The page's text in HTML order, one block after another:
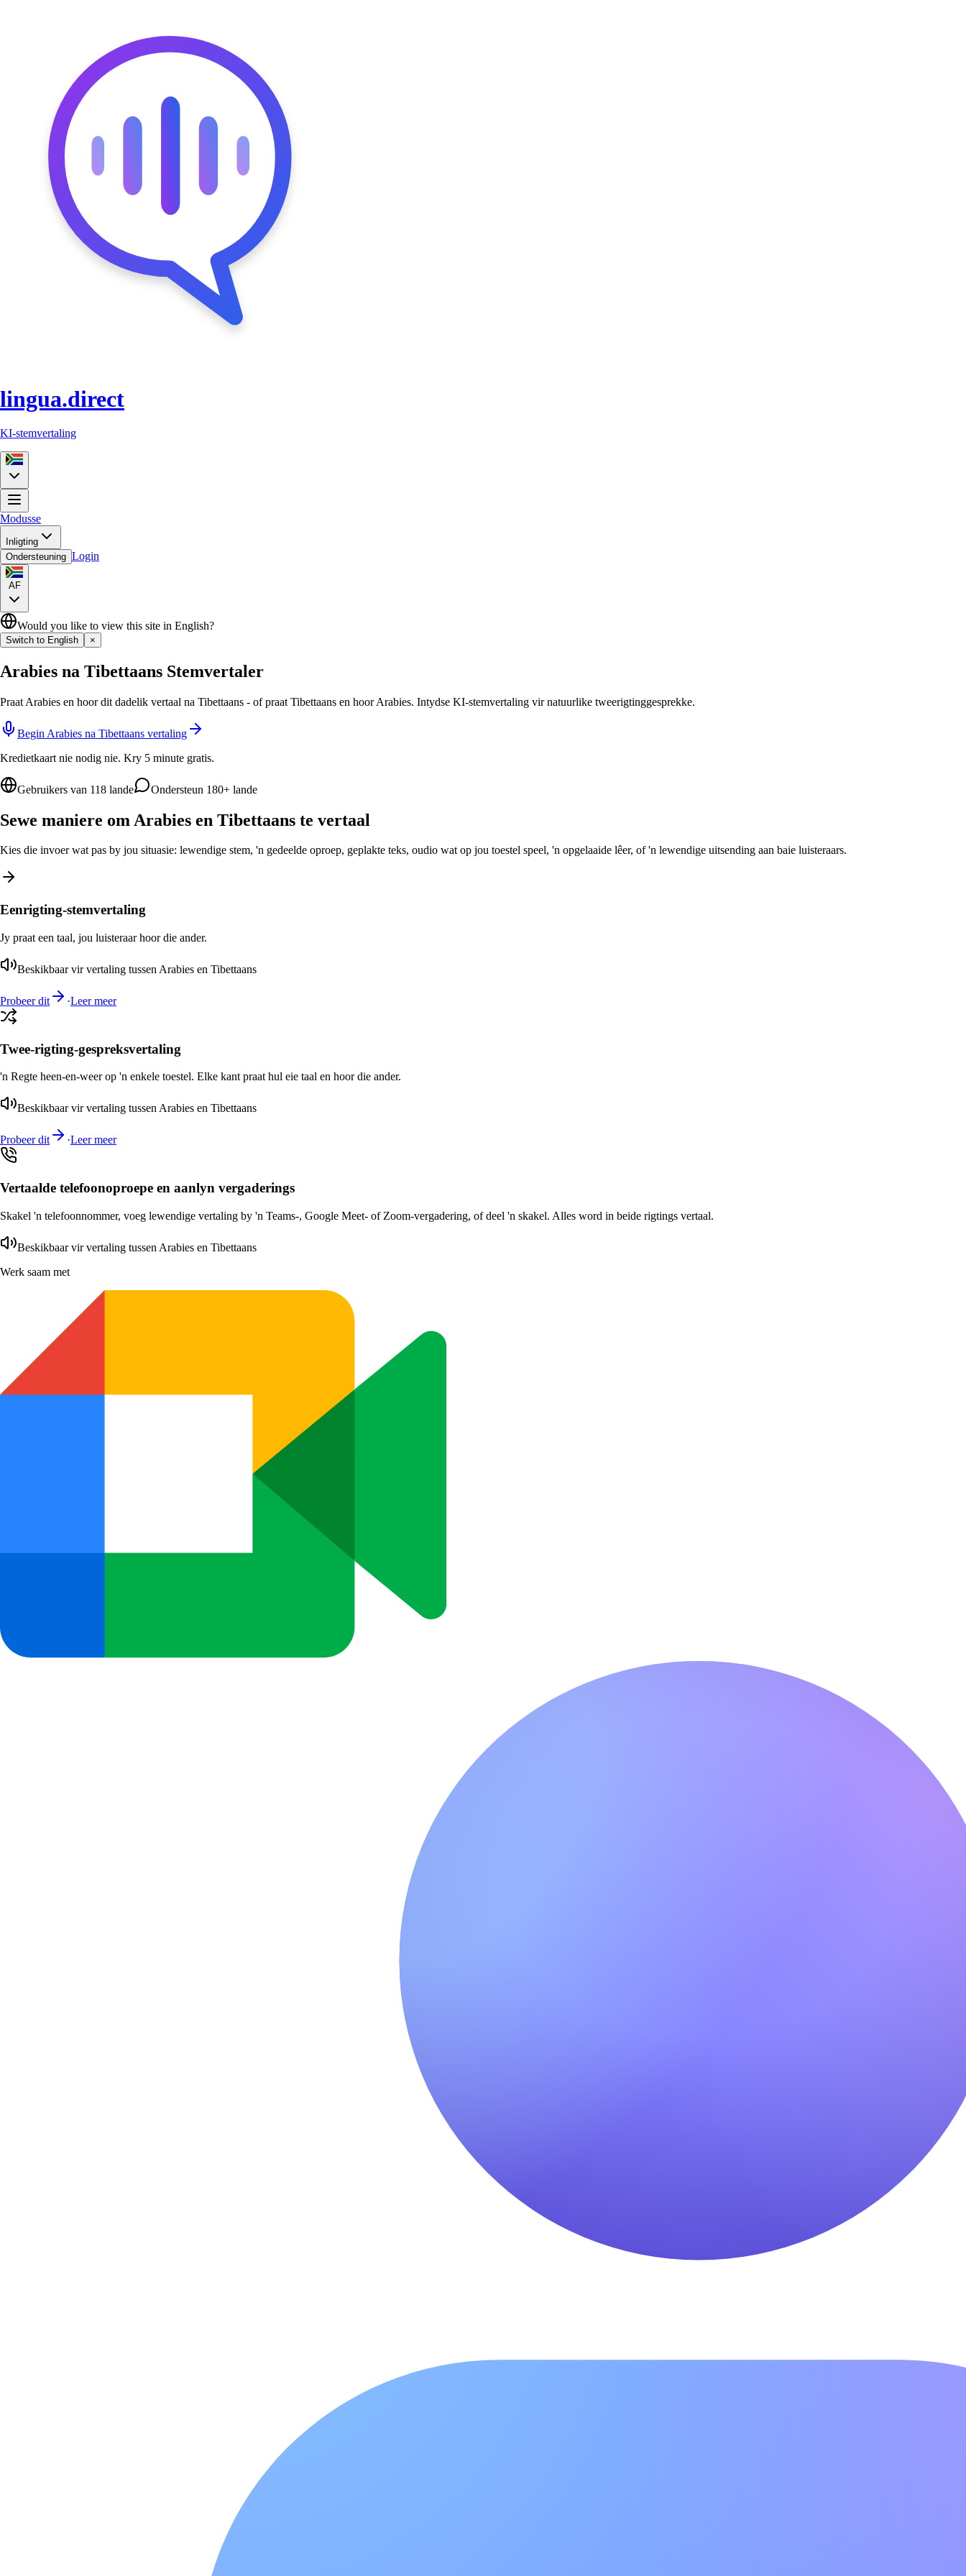
lingua.direct
KI-stemvertaling
Modusse
Inligting
Ondersteuning Login
AF
Would you like to view this site in English?
Switch to English ×
Arabies na Tibettaans Stemvertaler
Praat Arabies en hoor dit dadelik vertaal na Tibettaans - of praat Tibettaans en hoor Arabies. Intydse KI-stemvertaling vir natuurlike tweerigtinggesprekke.
Begin Arabies na Tibettaans vertaling
Kredietkaart nie nodig nie. Kry 5 minute gratis.
Gebruikers van 118 lande Ondersteun 180+ lande
Sewe maniere om Arabies en Tibettaans te vertaal
Kies die invoer wat pas by jou situasie: lewendige stem, 'n gedeelde oproep, geplakte teks, oudio wat op jou toestel speel, 'n opgelaaide lêer, of 'n lewendige uitsending aan baie luisteraars.
Eenrigting-stemvertaling
Jy praat een taal, jou luisteraar hoor die ander.
Beskikbaar vir vertaling tussen Arabies en Tibettaans
Probeer dit ·Leer meer
Twee-rigting-gespreksvertaling
'n Regte heen-en-weer op 'n enkele toestel. Elke kant praat hul eie taal en hoor die ander.
Beskikbaar vir vertaling tussen Arabies en Tibettaans
Probeer dit ·Leer meer
Vertaalde telefoonoproepe en aanlyn vergaderings
Skakel 'n telefoonnommer, voeg lewendige vertaling by 'n Teams-, Google Meet- of Zoom-vergadering, of deel 'n skakel. Alles word in beide rigtings vertaal.
Beskikbaar vir vertaling tussen Arabies en Tibettaans
Werk saam met